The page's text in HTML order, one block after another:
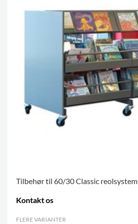
Tilbehør til 60/30 Classic reolsystem
Kontakt os
FLERE VARIANTER